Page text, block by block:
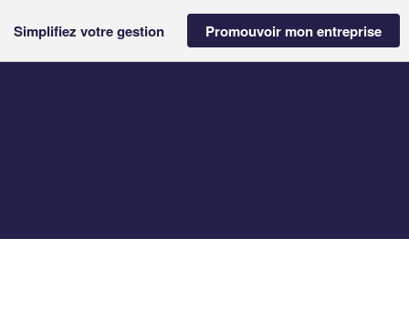
Simplifiez votre gestion Promouvoir mon entreprise